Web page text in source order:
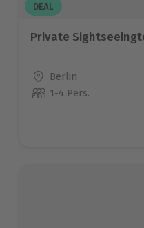
DEAL
Private
Standort
Berlin
Anzahl der Teilnehmer
1-4 Pers.